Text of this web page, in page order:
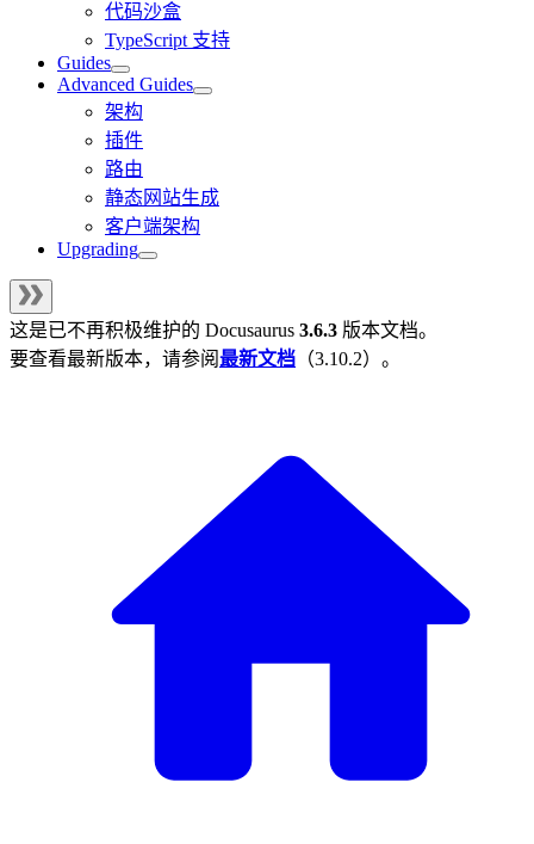
代码沙盒
TypeScript 支持
Guides
Advanced Guides
架构
插件
路由
静态网站生成
客户端架构
Upgrading
这是已不再积极维护的 Docusaurus 3.6.3 版本文档。
要查看最新版本，请参阅最新文档 （3.10.2）。